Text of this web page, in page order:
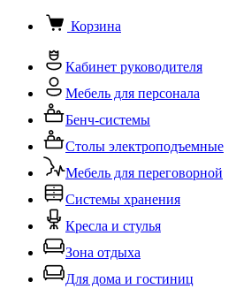
Корзина
Кабинет руководителя
Мебель для персонала
Бенч-системы
Столы электроподъемные
Мебель для переговорной
Системы хранения
Кресла и стулья
Зона отдыха
Для дома и гостиниц